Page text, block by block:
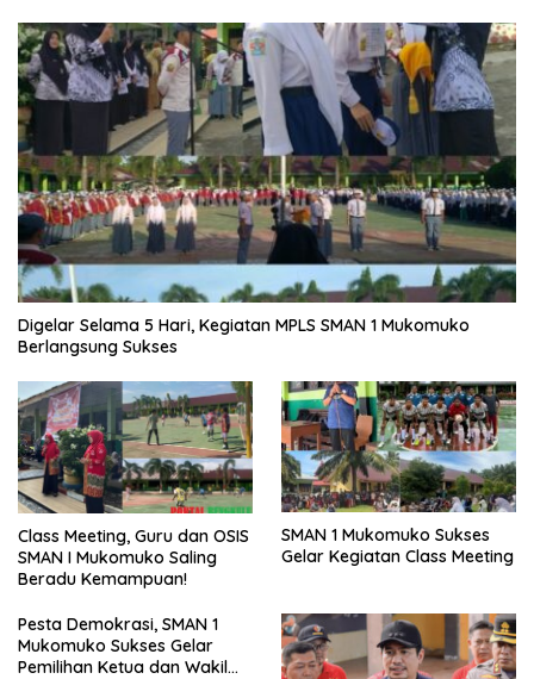
Digelar Selama 5 Hari, Kegiatan MPLS SMAN 1 Mukomuko
Berlangsung Sukses
Class Meeting, Guru dan OSIS
SMAN I Mukomuko Saling
Beradu Kemampuan!
SMAN 1 Mukomuko Sukses
Gelar Kegiatan Class Meeting
Pesta Demokrasi, SMAN 1
Mukomuko Sukses Gelar
Pemilihan Ketua dan Wakil